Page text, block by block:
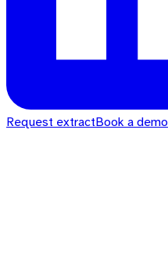
Request extractBook a demo